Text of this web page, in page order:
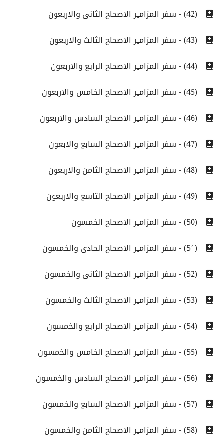
(42) - سفر المزامير الاصحاح الثانى والاربعون
(43) - سفر المزامير الاصحاح الثالث والاربعون
(44) - سفر المزامير الاصحاح الرابع والاربعون
(45) - سفر المزامير الاصحاح الخامس والاربعون
(46) - سفر المزامير الاصحاح السادس والاربعون
(47) - سفر المزامير الاصحاح السابع والابعون
(48) - سفر المزامير الاصحاح الثامن والاربعون
(49) - سفر المزامير الاصحاح التاسع والاربعون
(50) - سفر المزامير الاصحاح الخمسون
(51) - سفر المزامير الاصحاح الحادى والخمسون
(52) - سفر المزامير الاصحاح الثانى والخمسون
(53) - سفر المزامير الاصحاح الثالث والخمسون
(54) - سفر المزامير الاصحاح الرابع والخمسون
(55) - سفر المزامير الاصحاح الخامس والخمسون
(56) - سفر المزامير الاصحاح السادس والخمسون
(57) - سفر المزامير الاصحاح السابع والخمسون
(58) - سفر المزامير الاصحاح الثامن والخمسون